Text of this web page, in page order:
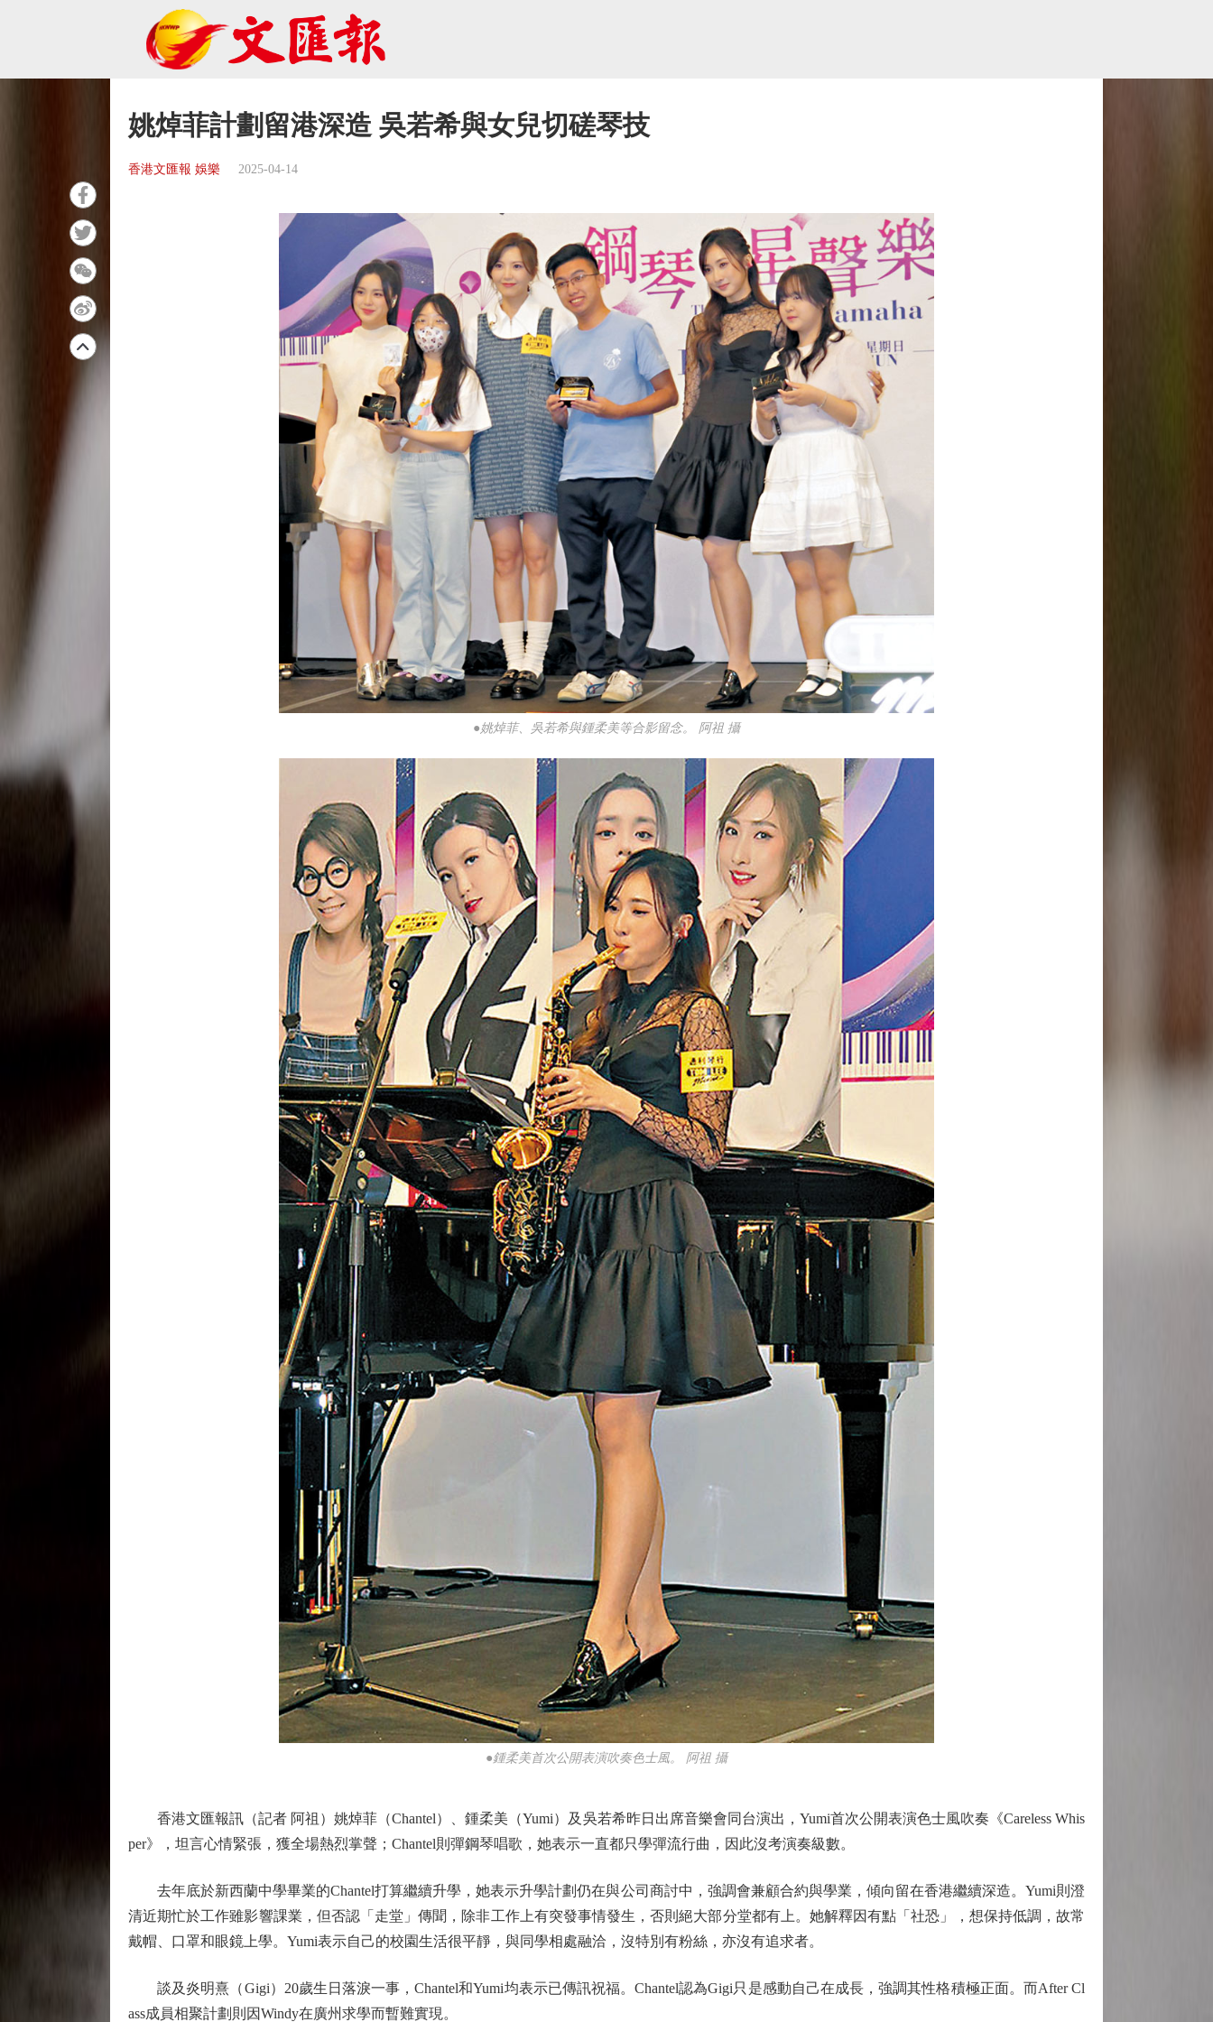
姚焯菲計劃留港深造 吳若希與女兒切磋琴技
香港文匯報 娛樂 2025-04-14
●姚焯菲、吳若希與鍾柔美等合影留念。 阿祖 攝
●鍾柔美首次公開表演吹奏色士風。 阿祖 攝
香港文匯報訊（記者 阿祖）姚焯菲（Chantel）、鍾柔美（Yumi）及吳若希昨日出席音樂會同台演出，Yumi首次公開表演色士風吹奏《Careless Whis
per》，坦言心情緊張，獲全場熱烈掌聲；Chantel則彈鋼琴唱歌，她表示一直都只學彈流行曲，因此沒考演奏級數。
去年底於新西蘭中學畢業的Chantel打算繼續升學，她表示升學計劃仍在與公司商討中，強調會兼顧合約與學業，傾向留在香港繼續深造。Yumi則澄
清近期忙於工作雖影響課業，但否認「走堂」傳聞，除非工作上有突發事情發生，否則絕大部分堂都有上。她解釋因有點「社恐」，想保持低調，故常
戴帽、口罩和眼鏡上學。Yumi表示自己的校園生活很平靜，與同學相處融洽，沒特別有粉絲，亦沒有追求者。
談及炎明熹（Gigi）20歲生日落淚一事，Chantel和Yumi均表示已傳訊祝福。Chantel認為Gigi只是感動自己在成長，強調其性格積極正面。而After Cl
ass成員相聚計劃則因Windy在廣州求學而暫難實現。